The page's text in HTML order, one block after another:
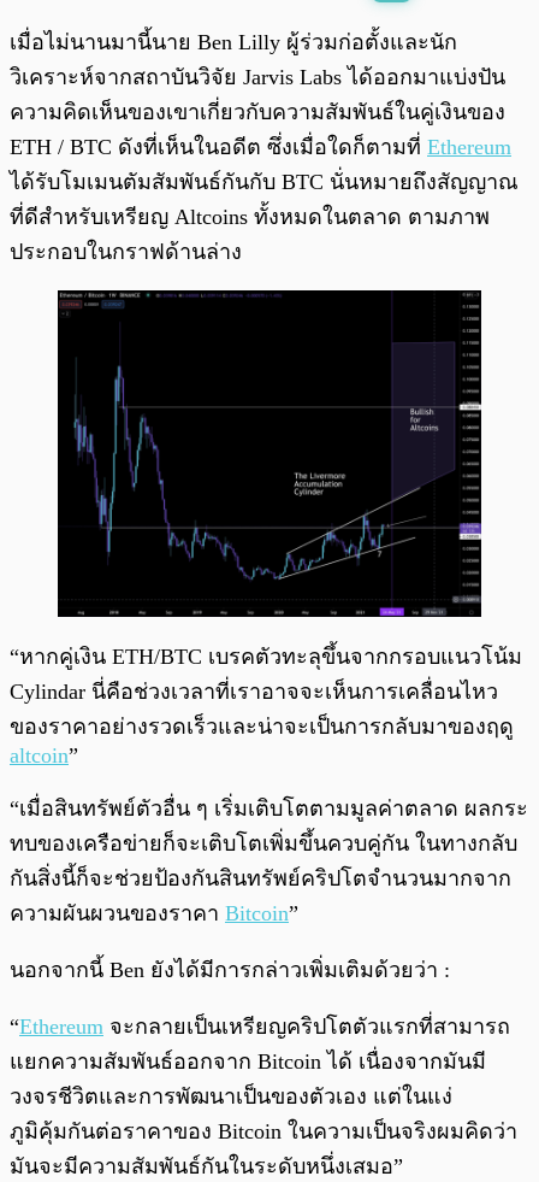
/
เมื่อไม่นานมานี้นาย Ben Lilly ผู้ร่วมก่อตั้งและนัก
วิเคราะห์จากสถาบันวิจัย Jarvis Labs ได้ออกมาแบ่งปัน
ความคิดเห็นของเขาเกี่ยวกับความสัมพันธ์ในคู่เงินของ
ETH / BTC ดังที่เห็นในอดีต ซึ่งเมื่อใดก็ตามที่ Ethereum
ได้รับโมเมนตัมสัมพันธ์กันกับ BTC นั่นหมายถึงสัญญาณ
ที่ดีสำหรับเหรียญ Altcoins ทั้งหมดในตลาด ตามภาพ
ประกอบในกราฟด้านล่าง
“หากคู่เงิน ETH/BTC เบรคตัวทะลุขึ้นจากกรอบแนวโน้ม
Cylindar นี่คือช่วงเวลาที่เราอาจจะเห็นการเคลื่อนไหว
ของราคาอย่างรวดเร็วและน่าจะเป็นการกลับมาของฤดู
altcoin”
“เมื่อสินทรัพย์ตัวอื่น ๆ เริ่มเติบโตตามมูลค่าตลาด ผลกระ
ทบของเครือข่ายก็จะเติบโตเพิ่มขึ้นควบคู่กัน ในทางกลับ
กันสิ่งนี้ก็จะช่วยป้องกันสินทรัพย์คริปโตจำนวนมากจาก
ความผันผวนของราคา Bitcoin”
นอกจากนี้ Ben ยังได้มีการกล่าวเพิ่มเติมด้วยว่า :
“Ethereum จะกลายเป็นเหรียญคริปโตตัวแรกที่สามารถ
แยกความสัมพันธ์ออกจาก Bitcoin ได้ เนื่องจากมันมี
วงจรชีวิตและการพัฒนาเป็นของตัวเอง แต่ในแง่
ภูมิคุ้มกันต่อราคาของ Bitcoin ในความเป็นจริงผมคิดว่า
มันจะมีความสัมพันธ์กันในระดับหนึ่งเสมอ”